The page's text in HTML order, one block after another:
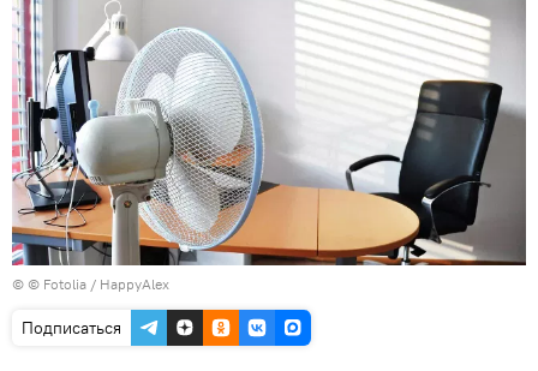
© © Fotolia / HappyAlex
Подписаться